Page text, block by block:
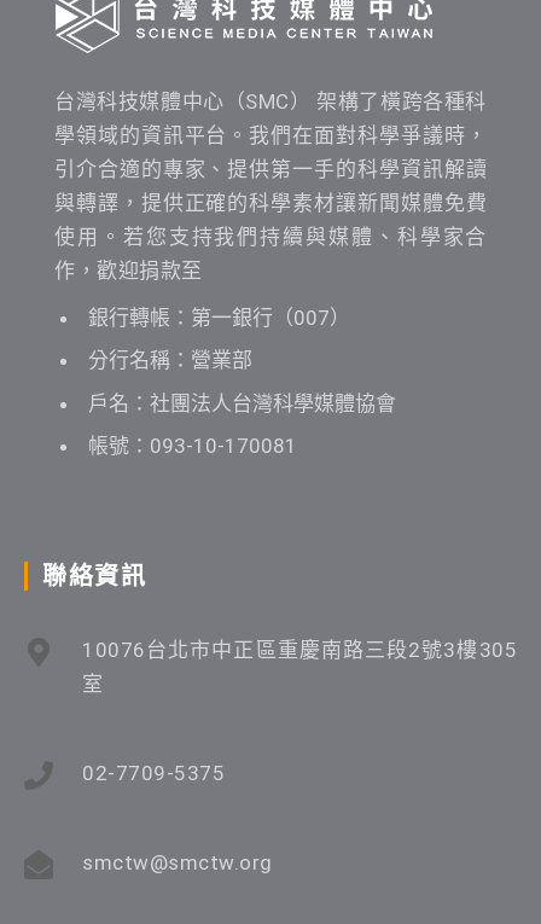
台灣科技媒體中心（SMC） 架構了橫跨各種科
學領域的資訊平台。我們在面對科學爭議時，
引介合適的專家、提供第一手的科學資訊解讀
與轉譯，提供正確的科學素材讓新聞媒體免費
使用。若您支持我們持續與媒體、科學家合
作，歡迎捐款至
銀行轉帳：第一銀行（007）
分行名稱：營業部
戶名：社團法人台灣科學媒體協會
帳號：093-10-170081
聯絡資訊
10076台北市中正區重慶南路三段2號3樓305
室
02-7709-5375
smctw@smctw.org